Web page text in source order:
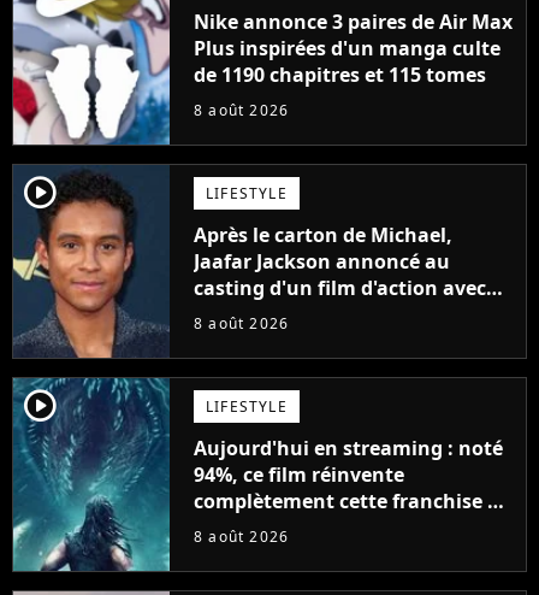
Nike annonce 3 paires de Air Max
Plus inspirées d'un manga culte
de 1190 chapitres et 115 tomes
8 août 2026
player2 LIFESTYLE
Après le carton de Michael,
Jaafar Jackson annoncé au
casting d'un film d'action avec
Will Smith
8 août 2026
player2 LIFESTYLE
Aujourd'hui en streaming : noté
94%, ce film réinvente
complètement cette franchise de
science-fiction vieille de 40 ans
8 août 2026